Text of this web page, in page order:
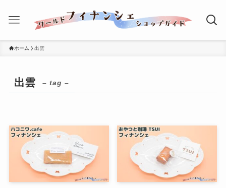
ホーム 出雲
出雲 – tag –